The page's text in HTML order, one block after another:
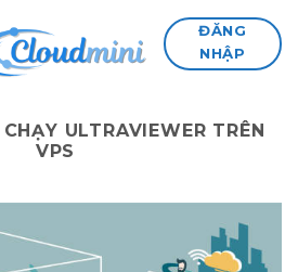
ĐĂNG
NHẬP
CHẠY ULTRAVIEWER TRÊN
VPS